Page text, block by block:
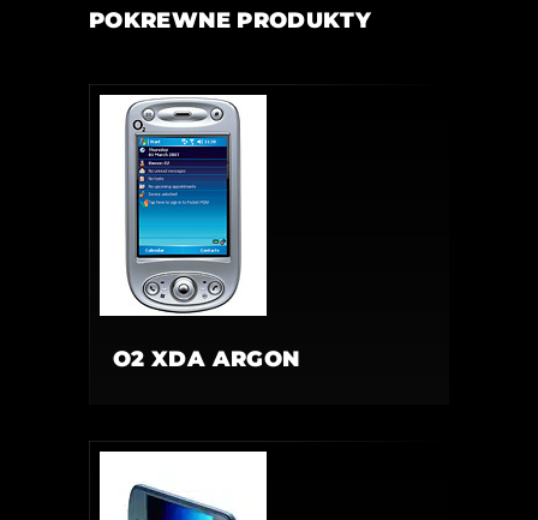
POKREWNE PRODUKTY
O2 XDA ARGON